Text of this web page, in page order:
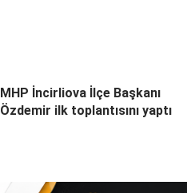
MHP İncirliova İlçe Başkanı
Özdemir ilk toplantısını yaptı